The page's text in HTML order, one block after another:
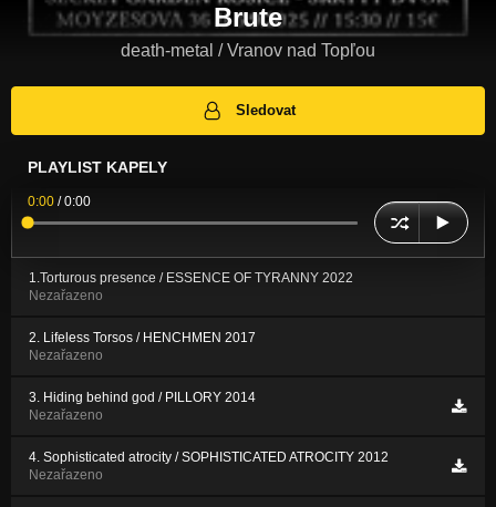
Brute
death-metal / Vranov nad Topľou
Sledovat
PLAYLIST KAPELY
0:00 /0:00
1.Torturous presence / ESSENCE OF TYRANNY 2022
Nezařazeno
2. Lifeless Torsos / HENCHMEN 2017
Nezařazeno
3. Hiding behind god / PILLORY 2014
Nezařazeno
4. Sophisticated atrocity / SOPHISTICATED ATROCITY 2012
Nezařazeno